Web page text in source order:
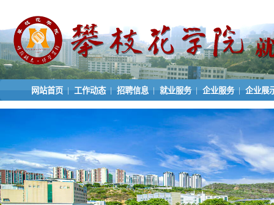
网站首页 | 工作动态 | 招聘信息 | 就业服务 | 企业服务 | 企业展